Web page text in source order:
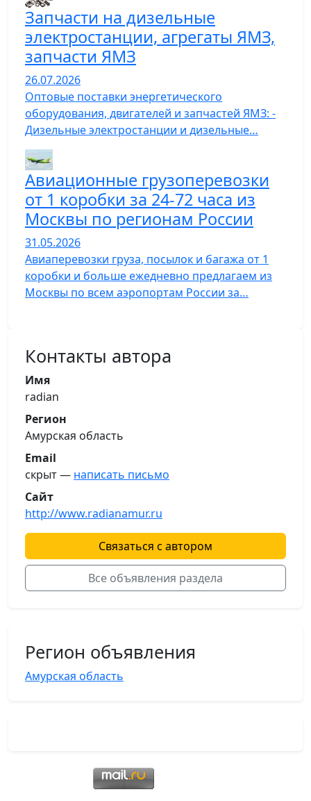
Запчасти на дизельные
электростанции, агрегаты ЯМЗ,
запчасти ЯМЗ
26.07.2026
Оптовые поставки энергетического
оборудования, двигателей и запчастей ЯМЗ: -
Дизельные электростанции и дизельные…
Авиационные грузоперевозки
от 1 коробки за 24-72 часа из
Москвы по регионам России
31.05.2026
Авиаперевозки груза, посылок и багажа от 1
коробки и больше ежедневно предлагаем из
Москвы по всем аэропортам России за…
Контакты автора
Имя
radian
Регион
Амурская область
Email
скрыт — написать письмо
Сайт
http://www.radianamur.ru
Связаться с автором
Все объявления раздела
Регион объявления
Амурская область